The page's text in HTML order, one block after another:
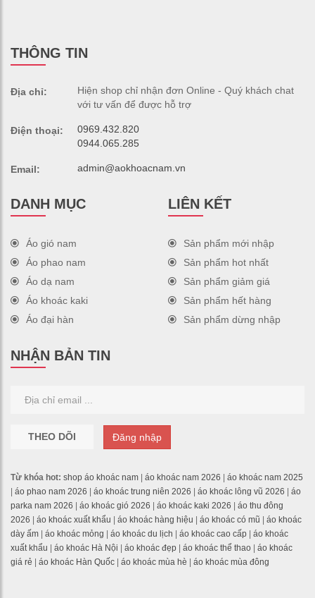
THÔNG TIN
Địa chỉ:
Hiện shop chỉ nhận đơn Online - Quý khách chat
với tư vấn để được hỗ trợ
Điện thoại:
0969.432.820
0944.065.285
Email: admin@aokhoacnam.vn
DANH MỤC
Áo gió nam
Áo phao nam
Áo dạ nam
Áo khoác kaki
Áo đại hàn
LIÊN KẾT
Sản phẩm mới nhập
Sản phẩm hot nhất
Sản phẩm giảm giá
Sản phẩm hết hàng
Sản phẩm dừng nhập
NHẬN BẢN TIN
THEO DÕI Đăng nhập
Từ khóa hot: shop áo khoác nam áo khoác nam 2026
áo khoác nam 2025
áo phao nam 2026 áo khoác trung niên 2026 áo khoác lông vũ 2026
áo
parka nam 2026
áo khoác gió 2026 áo khoác kaki 2026
áo thu đông
2026
áo khoác xuất khẩu áo khoác hàng hiệu áo khoác có mũ
áo khoác
dày ấm
áo khoác mỏng áo khoác du lịch áo khoác cao cấp
áo khoác
xuất khẩu
áo khoác Hà Nội áo khoác đẹp áo khoác thể thao
áo khoác
giá rẻ
áo khoác Hàn Quốc áo khoác mùa hè áo khoác mùa đông